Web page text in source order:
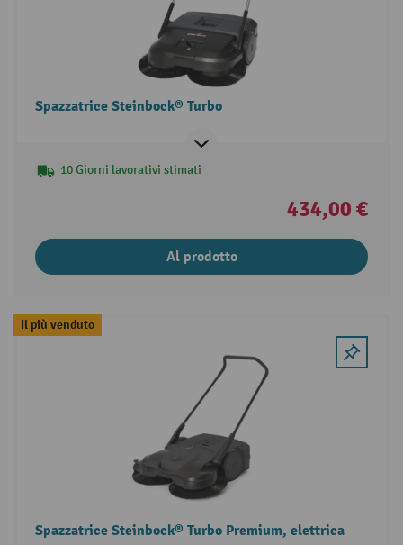
Spazzatrice Steinbock® Turbo
10 Giorni lavorativi stimati
434,00 €
Al prodotto
Il più venduto
Spazzatrice Steinbock® Turbo Premium, elettrica